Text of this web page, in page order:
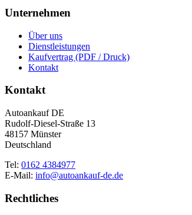
Unternehmen
Über uns
Dienstleistungen
Kaufvertrag (PDF / Druck)
Kontakt
Kontakt
Autoankauf DE
Rudolf-Diesel-Straße 13
48157 Münster
Deutschland
Tel: 0162 4384977
E-Mail: info@autoankauf-de.de
Rechtliches